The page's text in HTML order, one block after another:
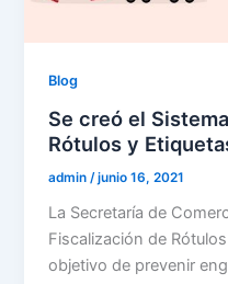
Blog
Se creó el
Rótulos y
admin /junio 16, 2021
La Secretaría de
Fiscalización de
objetivo de prevenir